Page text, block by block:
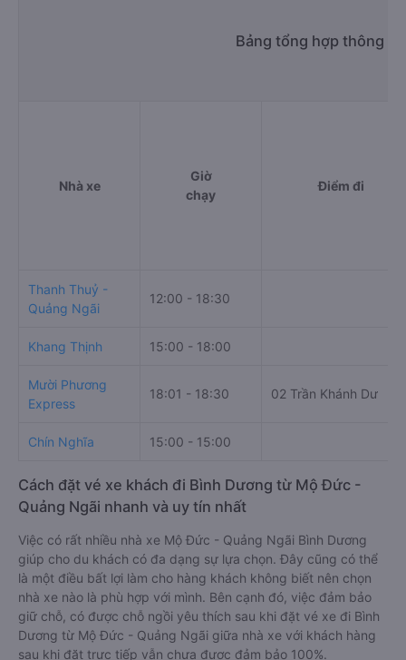
Bảng tổng hợp thông
Nhà xe
Giờ
chạy
Điểm đi
Thanh Thuỷ -
Quảng Ngãi
12:00 - 18:30
Khang Thịnh 15:00 - 18:00
Mười Phương
Express
18:01 - 18:30 02 Trần Khánh Dư
Chín Nghĩa 15:00 - 15:00
Cách đặt vé xe khách đi Bình Dương từ Mộ Đức -
Quảng Ngãi nhanh và uy tín nhất
Việc có rất nhiều nhà xe Mộ Đức - Quảng Ngãi Bình Dương
giúp cho du khách có đa dạng sự lựa chọn. Đây cũng có thể
là một điều bất lợi làm cho hàng khách không biết nên chọn
nhà xe nào là phù hợp với mình. Bên cạnh đó, việc đảm bảo
giữ chỗ, có được chỗ ngồi yêu thích sau khi đặt vé xe đi Bình
Dương từ Mộ Đức - Quảng Ngãi giữa nhà xe với khách hàng
sau khi đặt trực tiếp vẫn chưa được đảm bảo 100%.